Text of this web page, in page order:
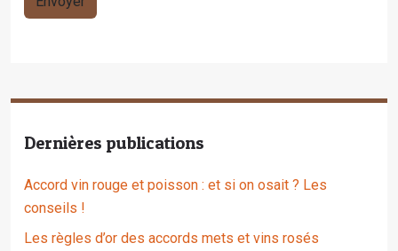
Dernières publications
Accord vin rouge et poisson : et si on osait ? Les
conseils !
Les règles d’or des accords mets et vins rosés